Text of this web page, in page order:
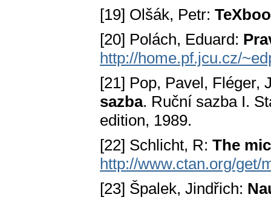
[19] Olšák, Petr:
[20] Polách, Eduard:
http://home.pf.jcu.cz/
[21] Pop, Pavel,
sazba. Ruční sazba I.
edition, 1989.
[22] Schlicht, R: The
http://www.ctan.org/get/
[23] Špalek, Jindřich: